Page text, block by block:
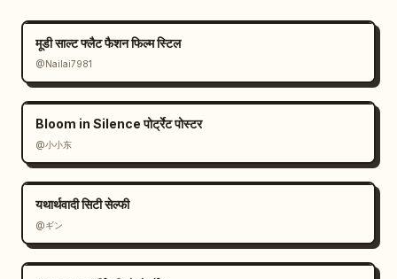
मूडी साल्ट फ्लैट फैशन फिल्म स्टिल
@Nailai7981
Bloom in Silence पोर्ट्रेट पोस्टर
@小小东
यथार्थवादी सिटी सेल्फी
@ギン